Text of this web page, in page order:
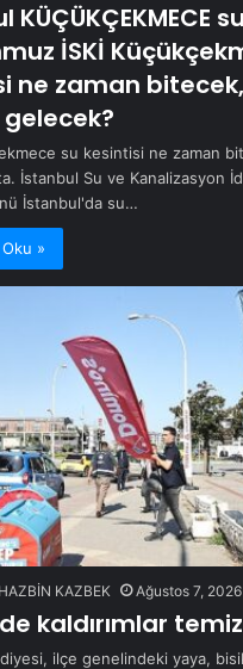
KÜÇÜKÇEKMECE
İSKİ
ne zaman
su kesintisi ne zaman
İstanbul Su ve Kanalizasyon
İstanbul'da su…
Oku »
KAZBEK Ağustos 7, 2026
kaldırımlar
ilçe genelindeki yaya,